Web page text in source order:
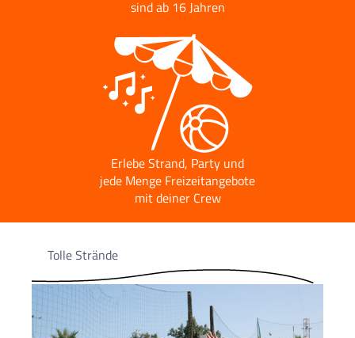
sind ab 16 Jahren
Erlebe Strand, Party und
jede Menge Freizeitangebote
mit deiner Crew
Tolle Strände